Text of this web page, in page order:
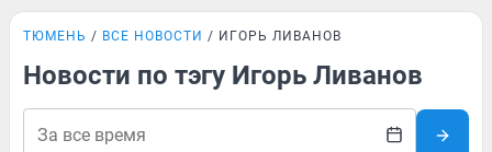
ТЮМЕНЬ ВСЕ НОВОСТИ ИГОРЬ ЛИВАНОВ
Новости по тэгу Игорь Ливанов